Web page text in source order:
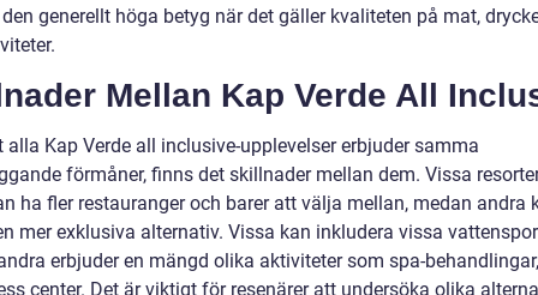
generellt höga betyg när det gäller kvaliteten på mat,
Mellan Kap Verde All
alla Kap Verde all inclusive-upplevelser erbjuder samma
förmåner, finns det skillnader mellan dem. Vissa
ha fler restauranger och barer att välja mellan, medan andra
mer exklusiva alternativ. Vissa kan inkludera vissa
erbjuder en mängd olika aktiviteter som spa-
center. Det är viktigt för resenärer att undersöka olika